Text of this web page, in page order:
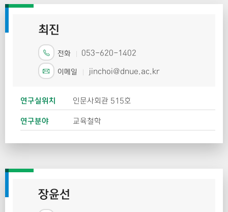
최진
전화
053-620-1402
이메일
jinchoi@dnue.ac.kr
연구실위치
인문사회관 515호
연구분야
교육철학
장윤선